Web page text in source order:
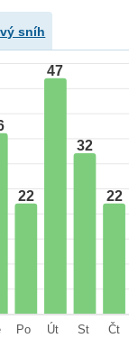
sníh
22
47
32
22
Po
Út
St
Čt